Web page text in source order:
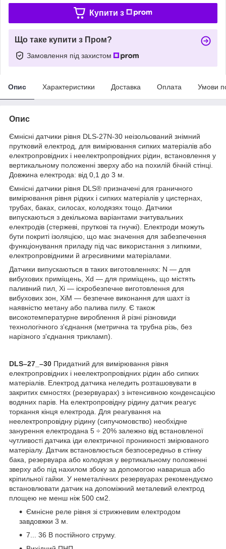
Купити з
Що таке купити з Пром?
Замовлення під захистом
Опис Характеристики Доставка Оплата Умови
Опис
Ємнісні датчики рівня DLS-27N-30 неізольований знімний
прутковий електрод, для вимірювання сипких матеріалів або
електропровідних і неелектропровідних рідин, встановлення у
вертикальному положенні зверху або на похилій бічній стінці.
Довжина електрода: від 0,1 до 3 м.
Ємнісні датчики рівня DLS® призначені для граничного
вимірювання рівня рідких і сипких матеріалів у цистернах,
трубах, баках, силосах, колодязях тощо. Датчики
випускаються з декількома варіантами зчитувальних
електродів (стержеві, пруткові та гнучкі). Електроди можуть
бути покриті ізоляцією, що має значення для забезпечення
функціонування приладу під час використання з липкими,
електропровідними й агресивними матеріалами.
Датчики випускаються в таких виготовленнях: N — для
вибухових приміщень, Xd — для приміщень, що містять
паливний пил, Xi — іскробезпечне виготовлення для
вибухових зон, XiM — безпечне виконання для шахт із
наявністю метану або палива пилу. Є також
високотемпературне вироблення й різні різновиди
технологічного з'єднання (метрична та трубна різь, без
нарізного з'єднання трикламп).
DLS–27_–30 Придатний для вимірювання рівня
електропровідних і неелектропровідних рідин або сипких
матеріалів. Електрод датчика неледить розташовувати в
закритих ємностях (резервуарах) з інтенсивною конденсацією
водяних парів. На електропровідну рідину датчик реагує
торкання кінця електрода. Для реагування на
неелектропровідну рідину (сипучомовство) необхідне
занурення електродана 5 ÷ 20% залежно від встановленої
чутливості датчика іди електричної проникності змірюваного
матеріалу. Датчик встановлюється безпосередньо в стінку
бака, резервуара або колодязя у вертикальному положенні
зверху або під нахилом збоку за допомогою навариша або
кріпильної гайки. У неметалічних резервуарах рекомендуємо
встановлювати датчик на допоміжний металевий електрод
площею не менш ніж 500 см2.
Ємнісне реле рівня зі стрижневим електродом
завдовжки 3 м.
7... 36 В постійного струму.